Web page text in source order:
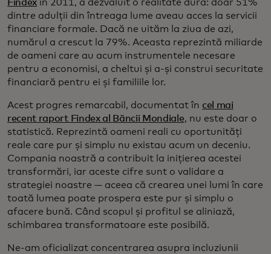
Findexîn 2011, a dezvăluit o realitate dură: doar 51%
dintre adulții din întreaga lume aveau acces la servicii
financiare formale. Dacă ne uităm la ziua de azi,
numărul a crescut la 79%. Aceasta reprezintă miliarde
de oameni care au acum instrumentele necesare
pentru a economisi, a cheltui și a-și construi securitate
financiară pentru ei și familiile lor.
Acest progres remarcabil, documentat în cel mai
recent raport Findex al Băncii Mondiale, nu este doar o
statistică. Reprezintă oameni reali cu oportunități
reale care pur și simplu nu existau acum un deceniu.
Compania noastră a contribuit la inițierea acestei
transformări, iar aceste cifre sunt o validare a
strategiei noastre — aceea că crearea unei lumi în care
toată lumea poate prospera este pur și simplu o
afacere bună. Când scopul și profitul se aliniază,
schimbarea transformatoare este posibilă.
Ne-am oficializat concentrarea asupra incluziunii